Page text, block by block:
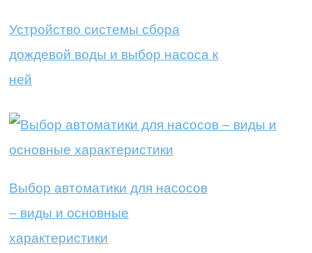
Устройство системы сбора
дождевой воды и выбор насоса к
ней
Выбор автоматики для насосов
– виды и основные
характеристики